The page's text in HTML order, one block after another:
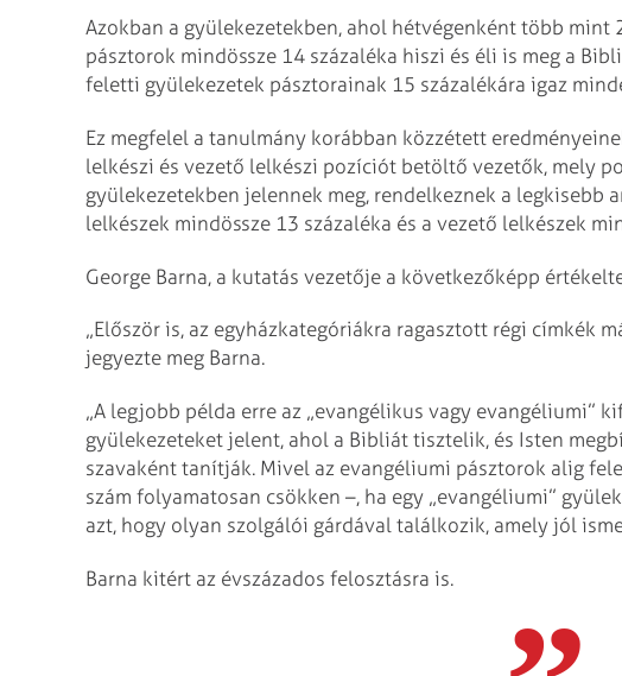
Azokban a gyülekezetekben, ahol hétvégenként több mint
pásztorok mindössze 14 százaléka hiszi és éli is meg a
feletti gyülekezetek pásztorainak 15 százalékára igaz
Ez megfelel a tanulmány korábban közzétett
lelkészi és vezető lelkészi pozíciót betöltő vezetők, mely
gyülekezetekben jelennek meg, rendelkeznek a legkisebb
lelkészek mindössze 13 százaléka és a vezető lelkészek
George Barna, a kutatás vezetője a következőképp
„Először is, az egyházkategóriákra ragasztott régi címkék
jegyezte meg Barna.
„A legjobb példa erre az „evangélikus vagy evangéliumi”
gyülekezeteket jelent, ahol a Bibliát tisztelik, és Isten
szavaként tanítják. Mivel az evangéliumi pásztorok alig
szám folyamatosan csökken –, ha egy „evangéliumi”
azt, hogy olyan szolgálói gárdával találkozik, amely jól
Barna kitért az évszázados felosztásra is.